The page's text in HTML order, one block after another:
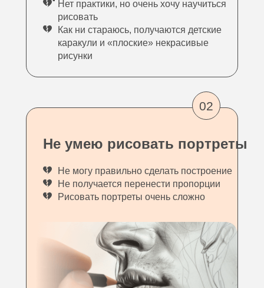
02
Нет практики, но очень хочу научиться
рисовать
Как ни стараюсь, получаются детские
каракули и «плоские» некрасивые
рисунки
Не умею рисовать портреты
Не могу правильно сделать построение
Не получается перенести пропорции
Рисовать портреты очень сложно